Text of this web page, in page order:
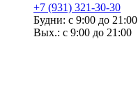
+7 (931) 321-30-30
Будни: с 9:00 до 21:00
Вых.: с 9:00 до 21:00